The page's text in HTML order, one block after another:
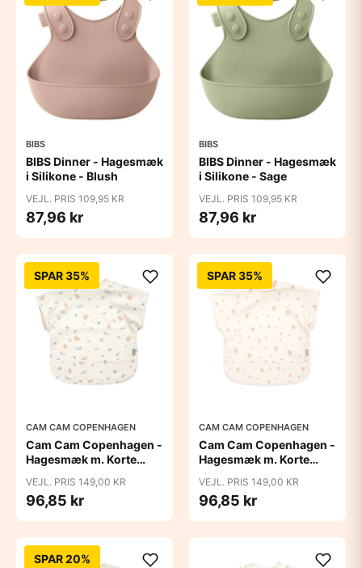
BIBS
BIBS Dinner - Hagesmæk
i Silikone - Blush
VEJL. PRIS 109,95 KR
87,96 kr
BIBS
BIBS Dinner - Hagesmæk
i Silikone - Sage
VEJL. PRIS 109,95 KR
87,96 kr
SPAR 35%
CAM CAM COPENHAGEN
Cam Cam Copenhagen -
Hagesmæk m. Korte
VEJL. PRIS 149,00 KR
96,85 kr
SPAR 35%
CAM CAM COPENHAGEN
Cam Cam Copenhagen -
Hagesmæk m. Korte
VEJL. PRIS 149,00 KR
96,85 kr
SPAR 20%